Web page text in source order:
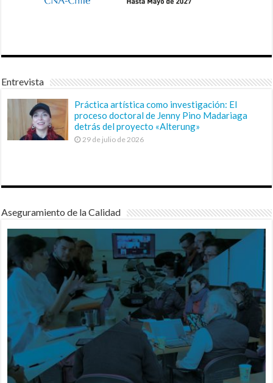
Entrevista
Práctica artística como investigación: El
proceso doctoral de Jenny Pino Madariaga
detrás del proyecto «Alterung»
29 de julio de 2026
Aseguramiento de la Calidad